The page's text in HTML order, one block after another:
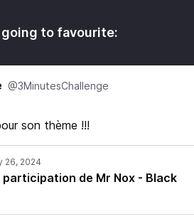
going to favourite:
@3MinutesChallenge
son thème !!!
participation de Mr Nox - Black